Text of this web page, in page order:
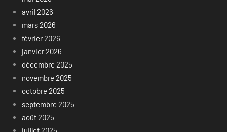
avril 2026
mars 2026
février 2026
janvier 2026
décembre 2025
novembre 2025
octobre 2025
septembre 2025
août 2025